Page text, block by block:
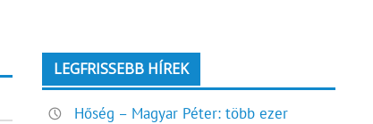
LEGFRISSEBB HÍREK
Hőség – Magyar Péter: több ezer